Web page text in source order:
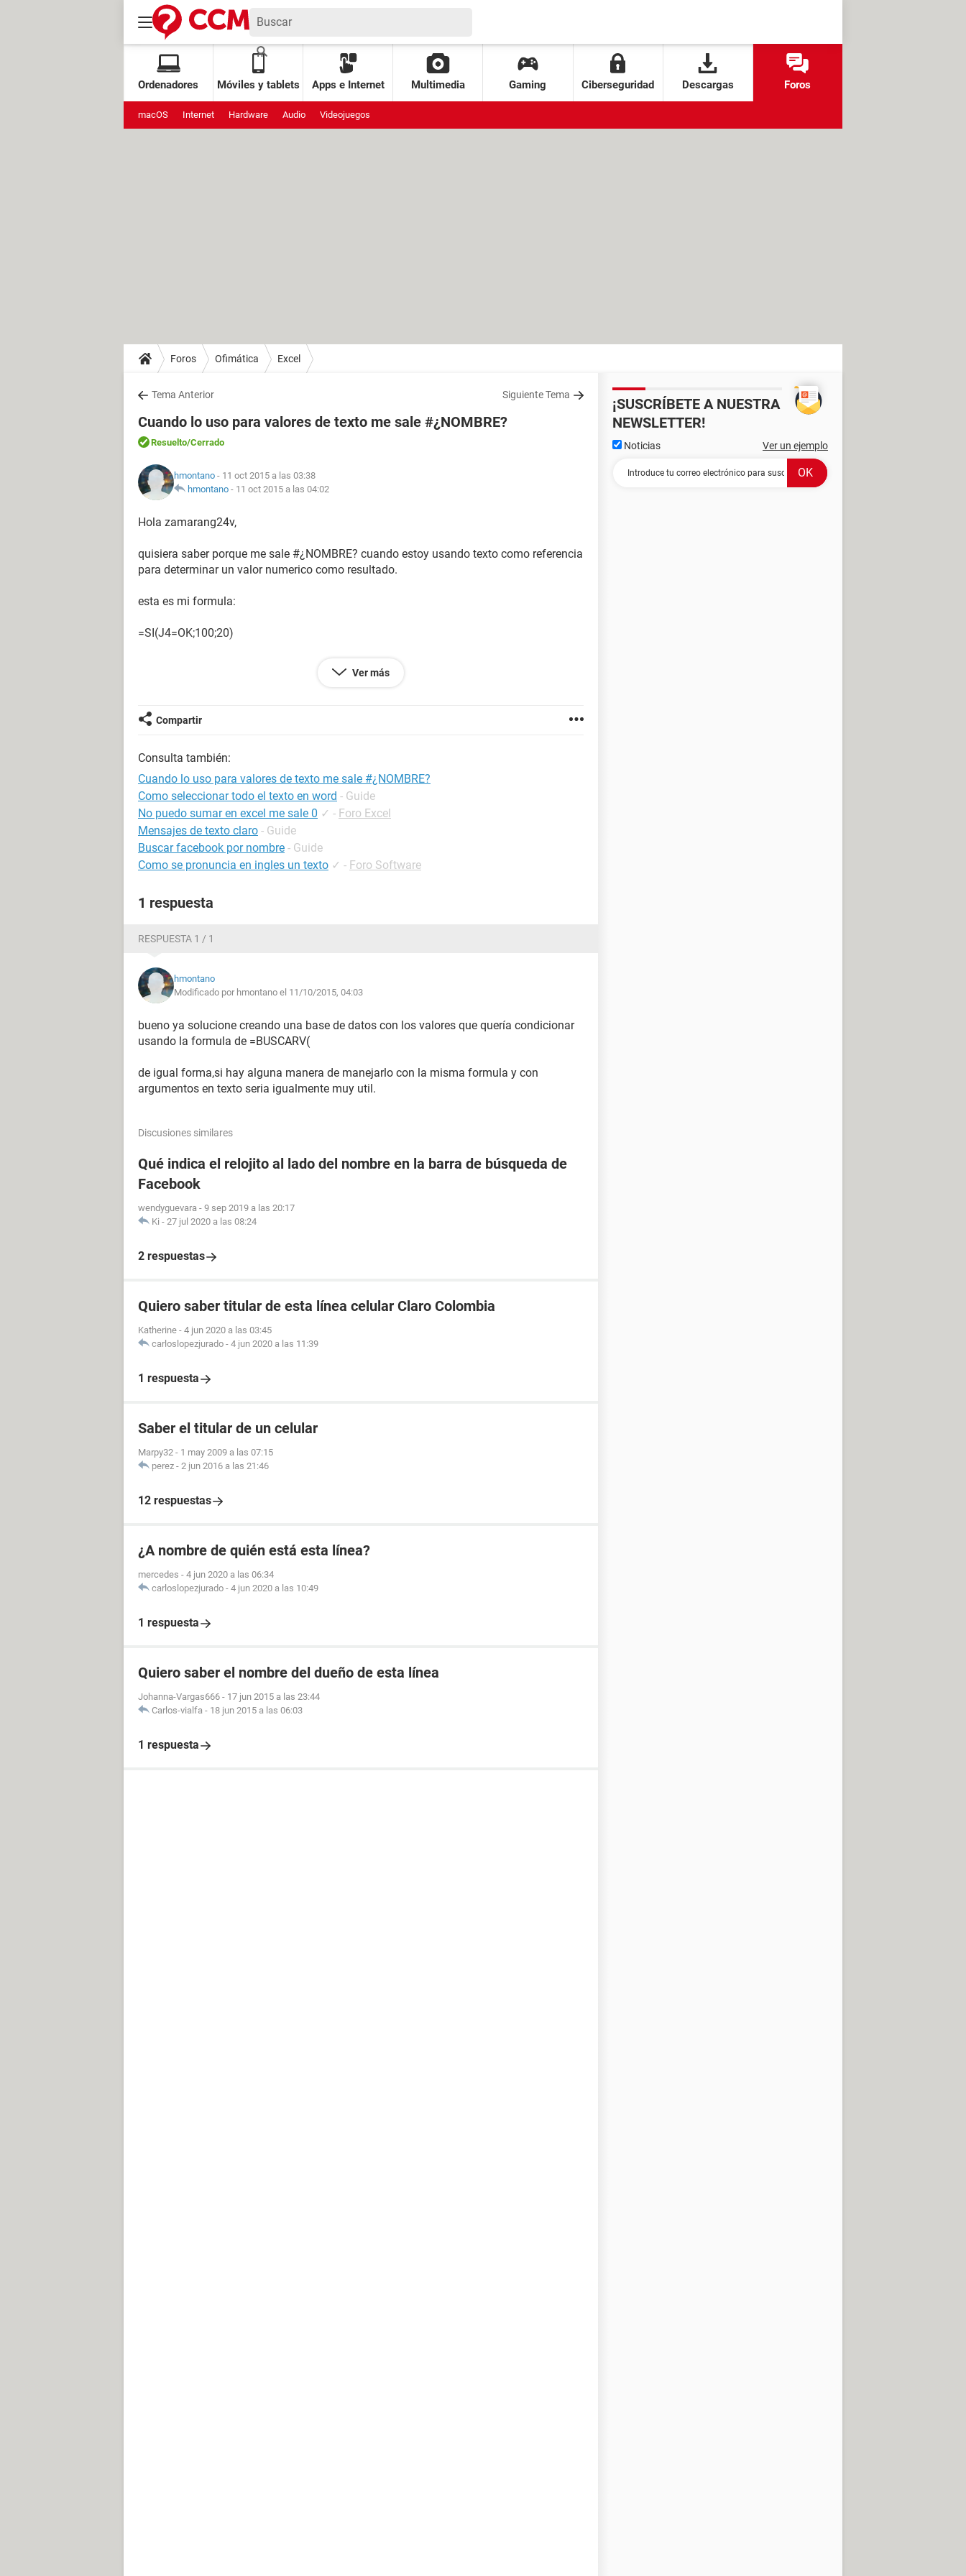
Ordenadores Móviles y tablets Apps e Internet Multimedia Gaming Ciberseguridad Descargas Foros
macOS Internet Hardware Audio Videojuegos
Foros Ofimática Excel
Tema Anterior Siguiente Tema
Cuando lo uso para valores de texto me sale #¿NOMBRE?
Resuelto/Cerrado
hmontano - 11 oct 2015 a las 03:38
hmontano - 11 oct 2015 a las 04:02
Hola zamarang24v,
quisiera saber porque me sale #¿NOMBRE? cuando estoy usando texto como referencia
para determinar un valor numerico como resultado.
esta es mi formula:
=SI(J4=OK;100;20)
lo intente con comillas, pero sale igual (=¨OK¨), pero tampoco,
Saludos.
Hmontano
Ver más
Compartir
Consulta también:
Cuando lo uso para valores de texto me sale #¿NOMBRE?
Como seleccionar todo el texto en word - Guide
No puedo sumar en excel me sale 0 ✓ - Foro Excel
Mensajes de texto claro - Guide
Buscar facebook por nombre - Guide
Como se pronuncia en ingles un texto ✓ - Foro Software
1 respuesta
RESPUESTA 1 / 1
hmontano
Modificado por hmontano el 11/10/2015, 04:03
bueno ya solucione creando una base de datos con los valores que quería condicionar
usando la formula de =BUSCARV(
de igual forma,si hay alguna manera de manejarlo con la misma formula y con
argumentos en texto seria igualmente muy util.
Discusiones similares
Qué indica el relojito al lado del nombre en la barra de búsqueda de
Facebook
wendyguevara - 9 sep 2019 a las 20:17
Ki - 27 jul 2020 a las 08:24
2 respuestas
Quiero saber titular de esta línea celular Claro Colombia
Katherine - 4 jun 2020 a las 03:45
carloslopezjurado - 4 jun 2020 a las 11:39
1 respuesta
Saber el titular de un celular
Marpy32 - 1 may 2009 a las 07:15
perez - 2 jun 2016 a las 21:46
12 respuestas
¿A nombre de quién está esta línea?
mercedes - 4 jun 2020 a las 06:34
carloslopezjurado - 4 jun 2020 a las 10:49
1 respuesta
Quiero saber el nombre del dueño de esta línea
Johanna-Vargas666 - 17 jun 2015 a las 23:44
Carlos-vialfa - 18 jun 2015 a las 06:03
1 respuesta
¡SUSCRÍBETE A NUESTRA
NEWSLETTER!
Noticias Ver un ejemplo